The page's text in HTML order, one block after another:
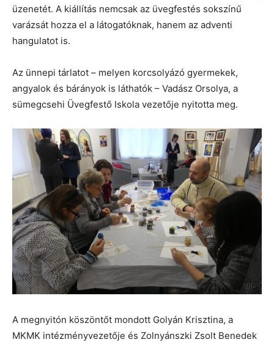
üzenetét. A kiállítás nemcsak az üvegfestés sokszínű
varázsát hozza el a látogatóknak, hanem az adventi
hangulatot is.
Az ünnepi tárlatot – melyen korcsolyázó gyermekek,
angyalok és bárányok is láthatók – Vadász Orsolya, a
sümegcsehi Üvegfestő Iskola vezetője nyitotta meg.
A megnyitón köszöntőt mondott Golyán Krisztina, a
MKMK intézményvezetője és Zolnyánszki Zsolt Benedek